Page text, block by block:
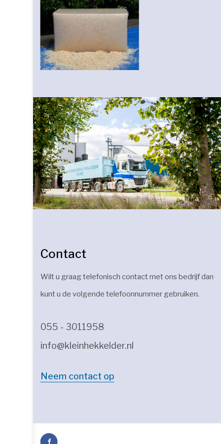
Contact
Wilt u graag telefonisch contact met ons bedrijf dan
kunt u de volgende telefoonnummer gebruiken.
055 - 3011958
info@kleinhekkelder.nl
Neem contact op